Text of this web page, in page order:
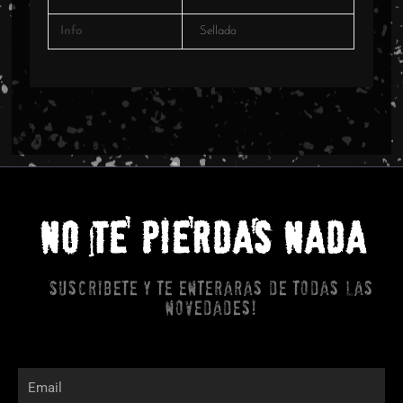
Info Sellado
NO TE PIERDAS NADA
Suscribete y te enteraras de todas las
novedades!